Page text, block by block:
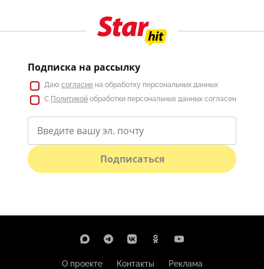
Подписка на рассылку
Даю согласие на обработку персональных данных
С Политикой обработки персональных данных согласен
Подписаться
О проекте Контакты
Реклама